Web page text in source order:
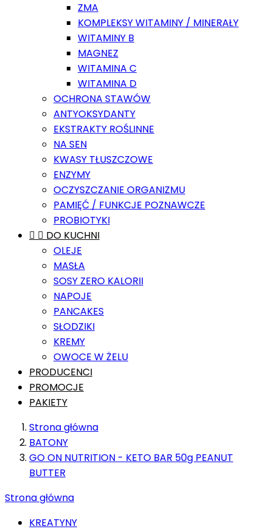
ZMA
KOMPLEKSY WITAMINY / MINERAŁY
WITAMINY B
MAGNEZ
WITAMINA C
WITAMINA D
OCHRONA STAWÓW
ANTYOKSYDANTY
EKSTRAKTY ROŚLINNE
NA SEN
KWASY TŁUSZCZOWE
ENZYMY
OCZYSZCZANIE ORGANIZMU
PAMIĘĆ / FUNKCJE POZNAWCZE
PROBIOTYKI
  DO KUCHNI
OLEJE
MASŁA
SOSY ZERO KALORII
NAPOJE
PANCAKES
SŁODZIKI
KREMY
OWOCE W ŻELU
PRODUCENCI
PROMOCJE
PAKIETY
Strona główna
BATONY
GO ON NUTRITION - KETO BAR 50g PEANUT
BUTTER
Strona główna
KREATYNY